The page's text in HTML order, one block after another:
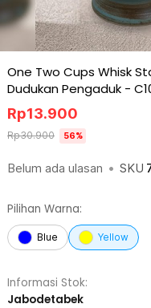
One Two Cups Whisk
Dudukan Pengaduk -
Belum ada ulasan • SKU
Rp13.900
Rp30.900 56%
Pilihan Warna:
Blue Yellow
Informasi Stok:
Jabodetabek